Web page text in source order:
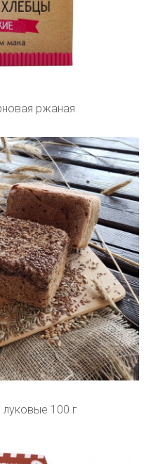
ржаная
100 г